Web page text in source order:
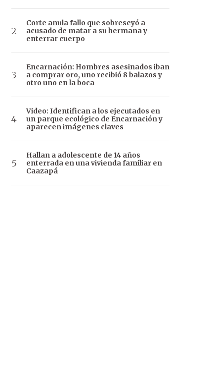
Corte anula fallo que sobreseyó a
acusado de matar a su hermana y
enterrar cuerpo
Encarnación: Hombres asesinados iban
a comprar oro, uno recibió 8 balazos y
otro uno en la boca
Video: Identifican a los ejecutados en
un parque ecológico de Encarnación y
aparecen imágenes claves
Hallan a adolescente de 14 años
enterrada en una vivienda familiar en
Caazapá